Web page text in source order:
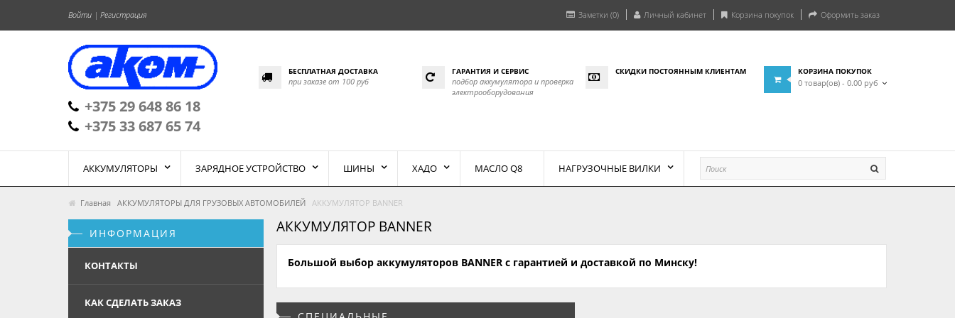
Войти | Регистрация Заметки (0) Личный кабинет Корзина покупок Оформить заказ
+375 29 648 86 18
+375 33 687 65 74
БЕСПЛАТНАЯ ДОСТАВКА
при заказе от 100 руб
ГАРАНТИЯ И СЕРВИС
подбор аккумулятора и проверка
электрооборудования
СКИДКИ ПОСТОЯННЫМ КЛИЕНТАМ КОРЗИНА ПОКУПОК
0 товар(ов) - 0.00 руб
АККУМУЛЯТОРЫ ЗАРЯДНОЕ УСТРОЙСТВО ШИНЫ ХАДО МАСЛО Q8 НАГРУЗОЧНЫЕ ВИЛКИ
Главная АККУМУЛЯТОРЫ ДЛЯ ГРУЗОВЫХ АВТОМОБИЛЕЙ АККУМУЛЯТОР BANNER
ИНФОРМАЦИЯ
КОНТАКТЫ
КАК СДЕЛАТЬ ЗАКАЗ
АККУМУЛЯТОР BANNER
Большой выбор аккумуляторов BANNER с гарантией и доставкой по Минску!